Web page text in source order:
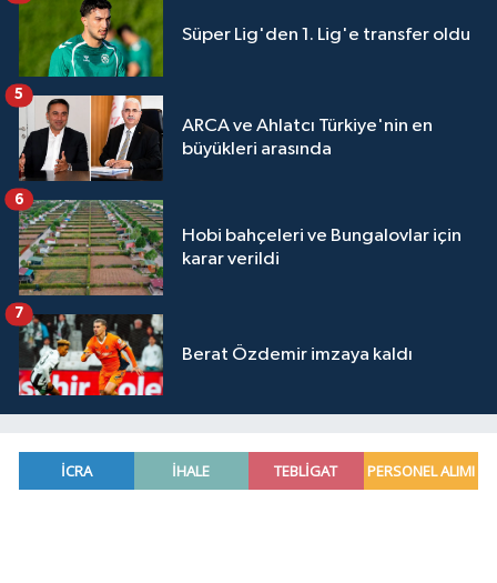
Süper Lig'den 1. Lig'e transfer oldu
ARCA ve Ahlatcı Türkiye'nin en
büyükleri arasında
5
Hobi bahçeleri ve Bungalovlar için
karar verildi
6
Berat Özdemir imzaya kaldı
7